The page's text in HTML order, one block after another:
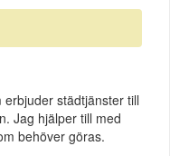
städtjänster till
Jag hjälper till med
behöver göras.